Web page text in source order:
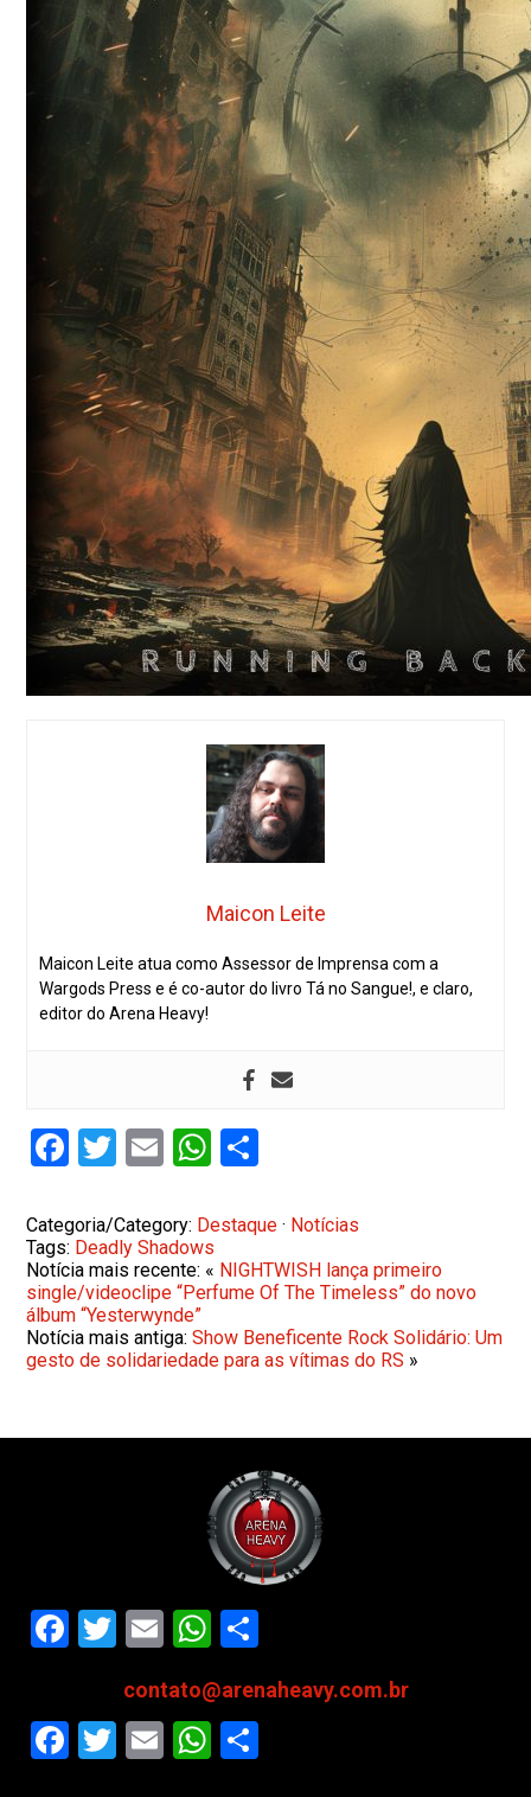
Maicon Leite
Maicon Leite atua como Assessor de Imprensa com a
Wargods Press e é co-autor do livro Tá no Sangue!, e claro,
editor do Arena Heavy!
Facebook
Twitter
EmailWhatsApp
Categoria/Category: Destaque · Notícias
Tags: Deadly Shadows
Notícia mais recente: « NIGHTWISH lança primeiro
single/videoclipe “Perfume Of The Timeless” do novo
álbum “Yesterwynde”
Notícia mais antiga:Show Beneficente Rock Solidário: Um
gesto de solidariedade para as vítimas do RS »
Facebook
Twitter
EmailWhatsApp
contato@arenaheavy.com.br
Facebook
Twitter
EmailWhatsApp